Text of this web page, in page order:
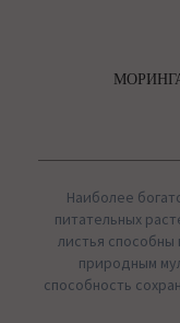
Наиболее
питательных
листья способны
природным
способность